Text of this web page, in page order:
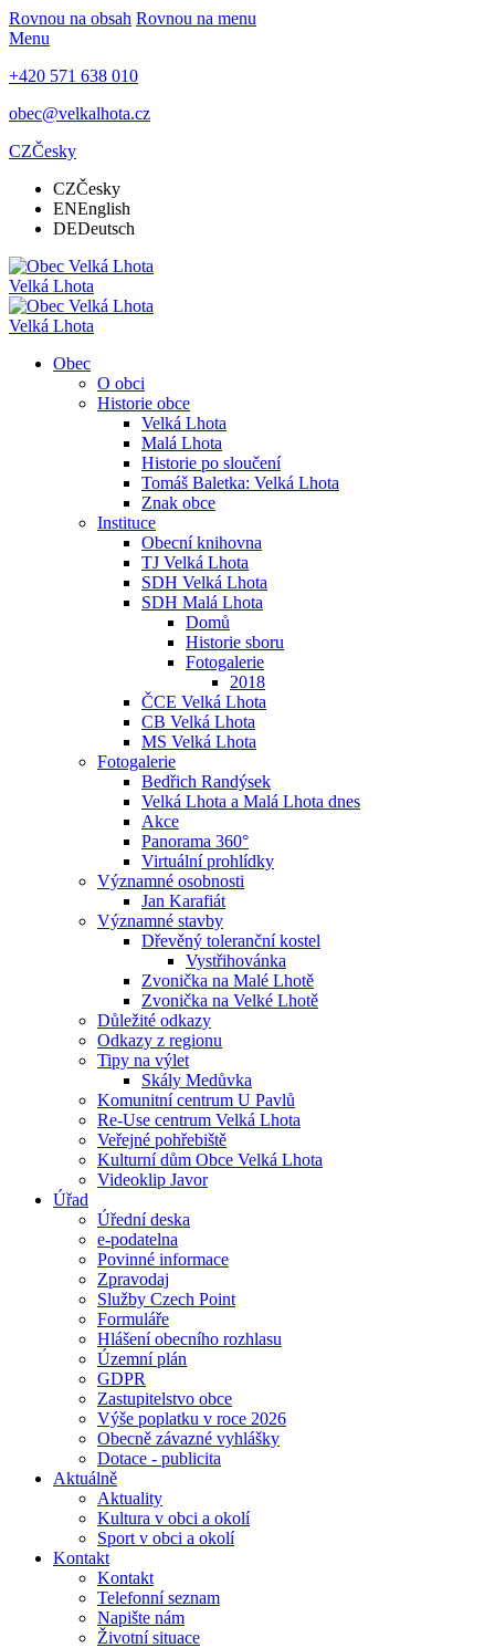
Rovnou na obsah Rovnou na menu
Menu
+420 571 638 010
obec@velkalhota.cz
CZČesky
CZČesky
ENEnglish
DEDeutsch
Velká Lhota
Velká Lhota
Obec
O obci
Historie obce
Velká Lhota
Malá Lhota
Historie po sloučení
Tomáš Baletka: Velká Lhota
Znak obce
Instituce
Obecní knihovna
TJ Velká Lhota
SDH Velká Lhota
SDH Malá Lhota
Domů
Historie sboru
Fotogalerie
2018
ČCE Velká Lhota
CB Velká Lhota
MS Velká Lhota
Fotogalerie
Bedřich Randýsek
Velká Lhota a Malá Lhota dnes
Akce
Panorama 360°
Virtuální prohlídky
Významné osobnosti
Jan Karafiát
Významné stavby
Dřevěný toleranční kostel
Vystřihovánka
Zvonička na Malé Lhotě
Zvonička na Velké Lhotě
Důležité odkazy
Odkazy z regionu
Tipy na výlet
Skály Medůvka
Komunitní centrum U Pavlů
Re-Use centrum Velká Lhota
Veřejné pohřebiště
Kulturní dům Obce Velká Lhota
Videoklip Javor
Úřad
Úřední deska
e-podatelna
Povinné informace
Zpravodaj
Služby Czech Point
Formuláře
Hlášení obecního rozhlasu
Územní plán
GDPR
Zastupitelstvo obce
Výše poplatku v roce 2026
Obecně závazné vyhlášky
Dotace - publicita
Aktuálně
Aktuality
Kultura v obci a okolí
Sport v obci a okolí
Kontakt
Kontakt
Telefonní seznam
Napište nám
Životní situace